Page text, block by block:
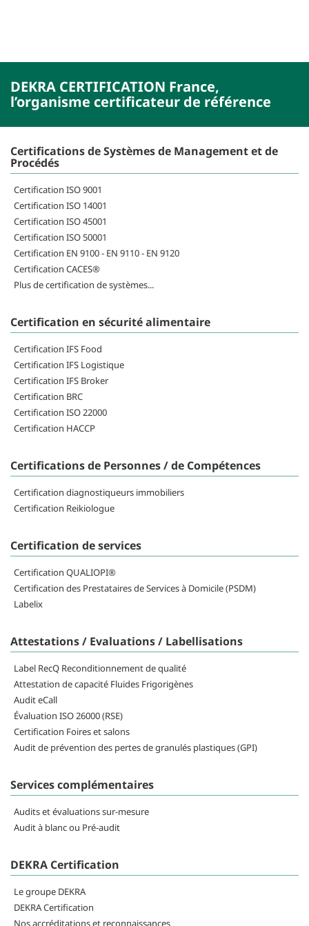
DEKRA CERTIFICATION France,
l’organisme certificateur de référence
Certifications de Systèmes de Management et de
Procédés
Certification ISO 9001
Certification ISO 14001
Certification ISO 45001
Certification ISO 50001
Certification EN 9100 - EN 9110 - EN 9120
Certification CACES®
Plus de certification de systèmes...
Certification en sécurité alimentaire
Certification IFS Food
Certification IFS Logistique
Certification IFS Broker
Certification BRC
Certification ISO 22000
Certification HACCP
Certifications de Personnes / de Compétences
Certification diagnostiqueurs immobiliers
Certification Reikiologue
Certification de services
Certification QUALIOPI®
Certification des Prestataires de Services à Domicile (PSDM)
Labelix
Attestations / Evaluations / Labellisations
Label RecQ Reconditionnement de qualité
Attestation de capacité Fluides Frigorigènes
Audit eCall
Évaluation ISO 26000 (RSE)
Certification Foires et salons
Audit de prévention des pertes de granulés plastiques (GPI)
Services complémentaires
Audits et évaluations sur-mesure
Audit à blanc ou Pré-audit
DEKRA Certification
Le groupe DEKRA
DEKRA Certification
Nos accréditations et reconnaissances